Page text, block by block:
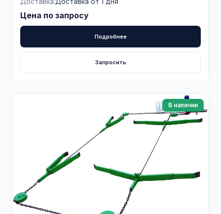
Цена по запросу
Подробнее
Запросить
В наличии